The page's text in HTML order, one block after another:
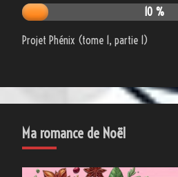
10 %
Projet Phénix (tome 1, partie 1)
Ma romance de Noël